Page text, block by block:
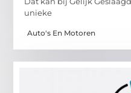
unieke
Auto's En Motoren